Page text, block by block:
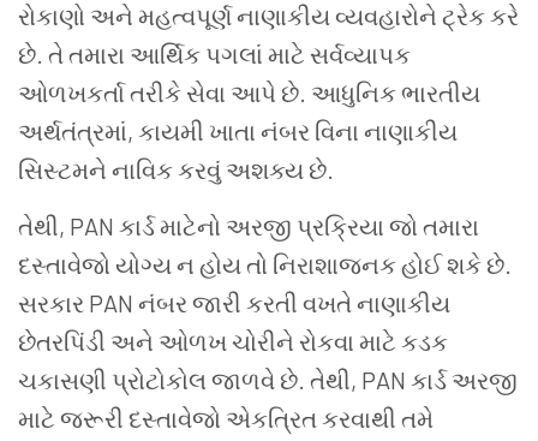
રોકાણો અને મહત્વપૂર્ણ નાણાકીય વ્યવહારોને ટ્રેક કરે
છે. તે તમારા આર્થિક પગલાં માટે સર્વવ્યાપક
ઓળખકર્તા તરીકે સેવા આપે છે. આધુનિક ભારતીય
અર્થતંત્રમાં, કાયમી ખાતા નંબર વિના નાણાકીય
સિસ્ટમને નાવિક કરવું અશક્ય છે.
તેથી, PAN કાર્ડ માટેનો અરજી પ્રક્રિયા જો તમારા
દસ્તાવેજો યોગ્ય ન હોય તો નિરાશાજનક હોઈ શકે છે.
સરકાર PAN નંબર જારી કરતી વખતે નાણાકીય
છેતરપિંડી અને ઓળખ ચોરીને રોકવા માટે કડક
ચકાસણી પ્રોટોકોલ જાળવે છે. તેથી, PAN કાર્ડ અરજી
માટે જરૂરી દસ્તાવેજો એકત્રિત કરવાથી તમે